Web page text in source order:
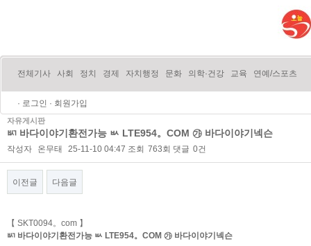
전체기사 사회 정치 경제 자치행정 문화 의학·건강 교육 연예/스포츠
· 로그인 · 회원가입
자유게시판
ㅴ 바다이야기환전가능 ㅄ LTE954。COM ㉮ 바다이야기넥슨
작성자 온무태 25-11-10 04:47 조회 763회 댓글 0건
이전글 다음글
【 SKT0094。com 】
ㅴ 바다이야기환전가능 ㅄ LTE954。COM ㉮ 바다이야기넥슨